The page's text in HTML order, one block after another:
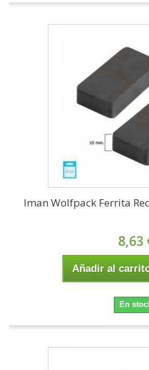
Iman Wolfpack Ferrita
8,63
Añadir al
En